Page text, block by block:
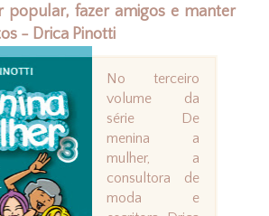
popular, fazer amigos e manter
- Drica Pinotti
No terceiro
volume da
série De
menina a
mulher, a
consultora de
moda e